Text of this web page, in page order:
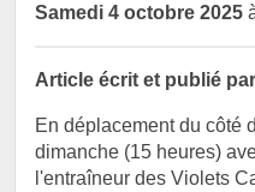
Samedi 4 octobre 2025
Article écrit et publié par
En déplacement du côté
dimanche (15 heures)
l'entraîneur des Violets